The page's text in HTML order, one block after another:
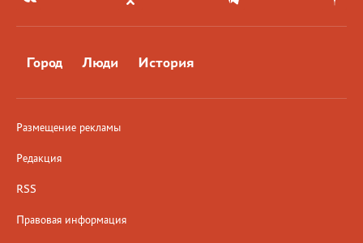
Город Люди История
Размещение рекламы
Редакция
RSS
Правовая информация